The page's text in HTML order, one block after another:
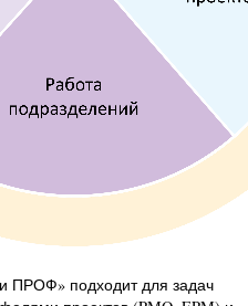
ПРОФ» подходит для задач